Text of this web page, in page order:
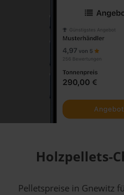
Holzpellets-
Pelletspreise in Gnewitz